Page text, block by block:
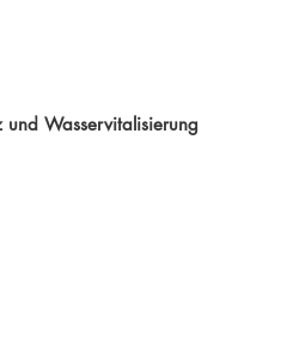
und Wasservitalisierung